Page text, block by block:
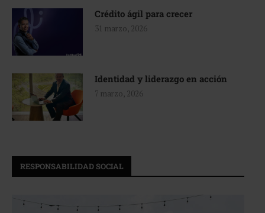
Crédito ágil para crecer
31 marzo, 2026
Identidad y liderazgo en acción
7 marzo, 2026
RESPONSABILIDAD SOCIAL